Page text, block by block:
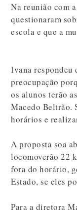
Na reunião com
questionaram
escola e que a
Ivana respondeu
preocupação
os alunos terão
Macedo Beltrão.
horários e
A proposta soa
locomoverão 22
fora do horário,
Estado, se eles
Para a diretora